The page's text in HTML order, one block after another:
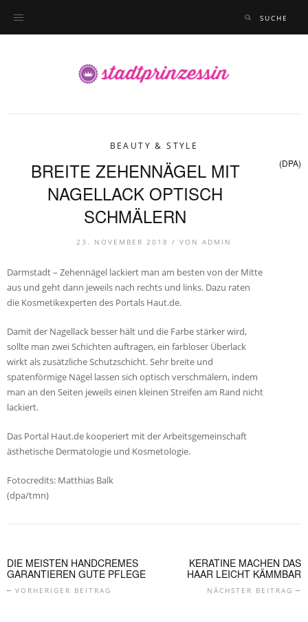
BEAUTY & STYLE
BREITE ZEHENNÄGEL MIT
NAGELLACK OPTISCH
SCHMÄLERN
(DPA)
23. NOVEMBER 2018 / VON ADMIN
Darmstadt – Zehennägel lackiert man am besten von der Mitte
aus und geht dann jeweils nach rechts und links. Dazu raten
die Kosmetikexperten des Portals Haut.de.
Damit der Nagellack besser hält und die Farbe stärker wird,
sollte man zwei Schichten auftragen, ein farbloser Überlack
wirkt als zusätzliche Schutzschicht. Sehr breite und
spatenförmige Nägel lassen sich optisch verschmälern, indem
man an den Seiten jeweils einen kleinen Streifen am Rand nicht
lackiert.
Das Portal Haut.de kooperiert mit der Arbeitsgemeinschaft
ästhetische Dermatologie und Kosmetologie.
Fotocredits: Matthias Balk
(dpa/tmn)
DIE MEISTEN HANDCREMES
GARANTIEREN GUTE PFLEGE
VORHERIGER BEITRAG
KERATINE MACHEN DAS
HAAR LEICHT KÄMMBAR
NÄCHSTER BEITRAG